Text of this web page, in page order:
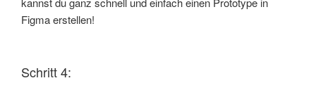
Figma erstellen!
Schritt 4: